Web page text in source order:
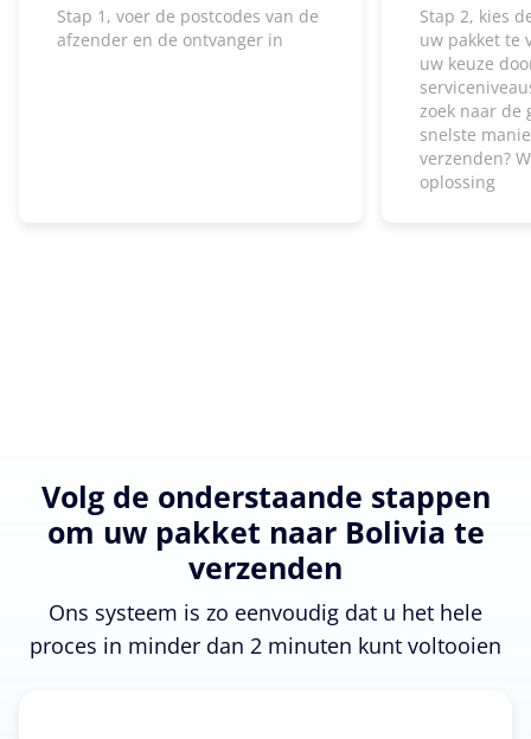
Stap 1, voer de postcodes van de
afzender en de ontvanger in
Stap 2, kies
uw pakket te
uw keuze
zoek naar de
snelste
verzenden?
oplossing
Volg de onderstaande stappen
om uw pakket naar Bolivia te
verzenden
Ons systeem is zo eenvoudig dat u het hele
proces in minder dan 2 minuten kunt voltooien